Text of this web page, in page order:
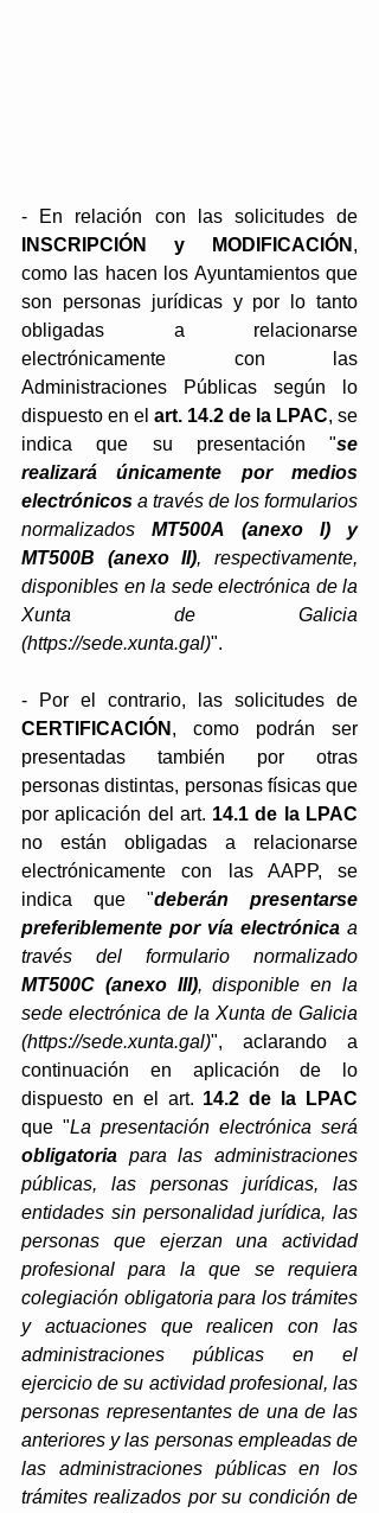
INSCRIPCIÓN y MODIFICACIÓN ,
como las hacen los Ayuntamientos que
son personas jurídicas y por lo tanto
obligadas a relacionarse
electrónicamente con las
Administraciones Públicas según lo
dispuesto en el art. 14.2 de la LPAC, se
indica que su presentación "se
realizará únicamente por medios
electrónicos a través de los formularios
normalizados MT500A (anexo I) y
MT500B (anexo II), respectivamente,
disponibles en la sede electrónica de la
Xunta de Galicia
(https://sede.xunta.gal)".
CERTIFICACIÓN , como podrán ser
presentadas también por otras
personas distintas, personas físicas que
por aplicación del art. 14.1 de la LPAC
no están obligadas a relacionarse
electrónicamente con las AAPP, se
indica que "deberán presentarse
preferiblemente por vía electrónica a
MT500C (anexo III), disponible en la
sede electrónica de la Xunta de Galicia
(https://sede.xunta.gal)", aclarando a
continuación en aplicación de lo
dispuesto en el art. 14.2 de la LPAC
que "
obligatoria para las administraciones
públicas, las personas jurídicas, las
entidades sin personalidad jurídica, las
personas que ejerzan una actividad
profesional para la que se requiera
colegiación obligatoria para los trámites
y actuaciones que realicen con las
administraciones públicas en el
ejercicio de su actividad profesional, las
personas representantes de una de las
anteriores y las personas empleadas de
las administraciones públicas en los
trámites realizados por su condición de